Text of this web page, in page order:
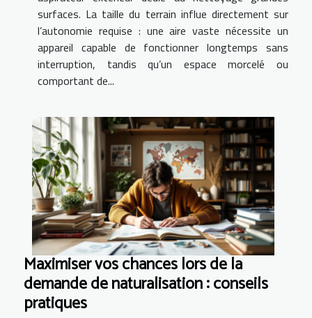
surfaces. La taille du terrain influe directement sur
l’autonomie requise : une aire vaste nécessite un
appareil capable de fonctionner longtemps sans
interruption, tandis qu’un espace morcelé ou
comportant de...
Maximiser vos chances lors de la
demande de naturalisation : conseils
pratiques